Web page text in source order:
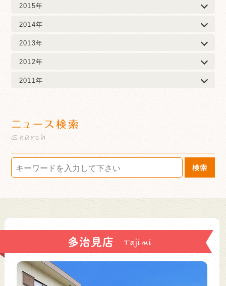
2015年
2014年
2013年
2012年
2011年
ニュース検索
Search
検索
多治見店